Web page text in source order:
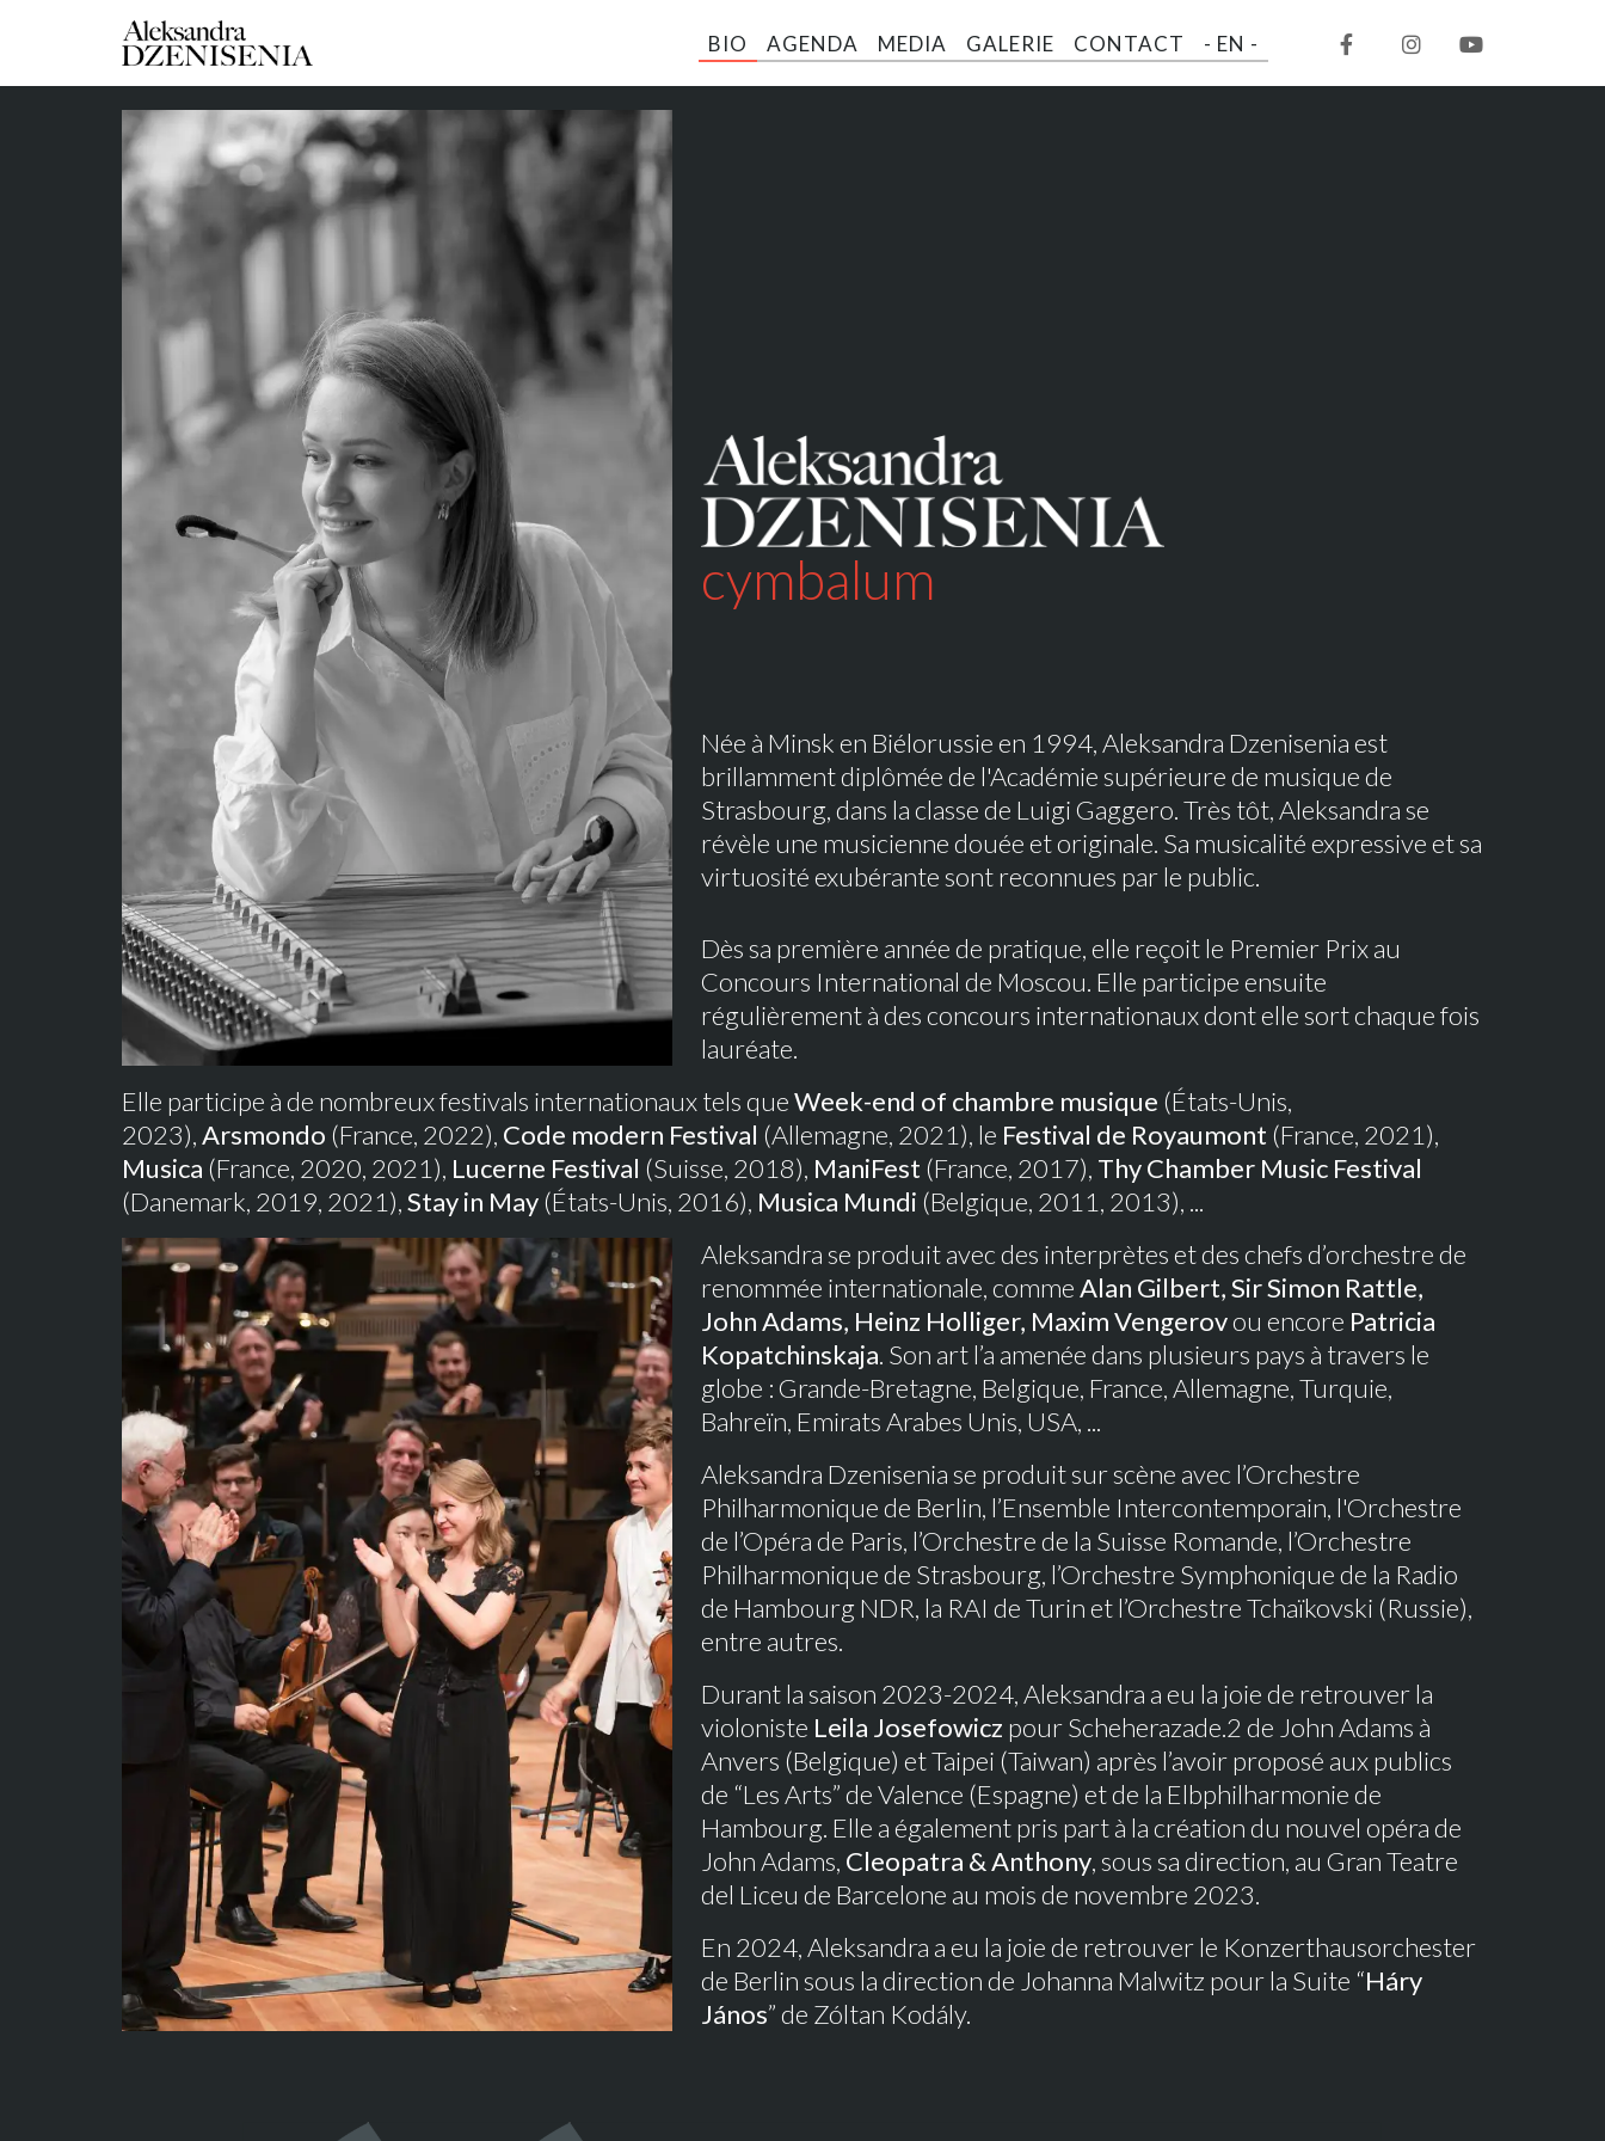
BIO AGENDA MEDIA GALERIE CONTACT - EN -
cymbalum
Née à Minsk en Biélorussie en 1994, Aleksandra Dzenisenia est
brillamment diplômée de l'Académie supérieure de musique de
Strasbourg, dans la classe de Luigi Gaggero. Très tôt, Aleksandra se
révèle une musicienne douée et originale. Sa musicalité expressive et sa
virtuosité exubérante sont reconnues par le public.
Dès sa première année de pratique, elle reçoit le Premier Prix au
Concours International de Moscou. Elle participe ensuite
régulièrement à des concours internationaux dont elle sort chaque fois
lauréate.
Elle participe à de nombreux festivals internationaux tels queWeek-end of chambre musique (États-Unis,
2023),Arsmondo (France, 2022), Code modern Festival (Allemagne, 2021), le Festival de Royaumont (France, 2021),
Musica (France, 2020, 2021), Lucerne Festival (Suisse, 2018), ManiFest (France, 2017), Thy Chamber Music Festival
(Danemark, 2019, 2021),Stay in May (États-Unis, 2016), Musica Mundi (Belgique, 2011, 2013), ...
Aleksandra se produit avec des interprètes et des chefs d’orchestre de
renommée internationale, commeAlan Gilbert, Sir Simon Rattle,
John Adams, Heinz Holliger, Maxim Vengerovou encore Patricia
Kopatchinskaja. Son art l’a amenée dans plusieurs pays à travers le
globe : Grande-Bretagne, Belgique, France, Allemagne, Turquie,
Bahreïn, Emirats Arabes Unis, USA, ...
Aleksandra Dzenisenia se produit sur scène avec l’Orchestre
Philharmonique de Berlin, l’Ensemble Intercontemporain, l'Orchestre
de l’Opéra de Paris, l’Orchestre de la Suisse Romande, l’Orchestre
Philharmonique de Strasbourg, l’Orchestre Symphonique de la Radio
de Hambourg NDR, la RAI de Turin et l’Orchestre Tchaïkovski (Russie),
entre autres.
Durant la saison 2023-2024, Aleksandra a eu la joie de retrouver la
violoniste Leila Josefowicz pour Scheherazade.2 de John Adams à
Anvers (Belgique) et Taipei (Taiwan) après l’avoir proposé aux publics
de “Les Arts” de Valence (Espagne) et de la Elbphilharmonie de
Hambourg. Elle a également pris part à la création du nouvel opéra de
John Adams, Cleopatra & Anthony, sous sa direction, au Gran Teatre
del Liceu de Barcelone au mois de novembre 2023.
En 2024, Aleksandra a eu la joie de retrouver le Konzerthausorchester
de Berlin sous la direction de Johanna Malwitz pour la Suite “Háry
János” de Zóltan Kodály.